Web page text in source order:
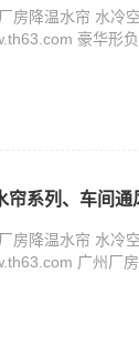
房降温水帘 水冷
豪华形负
帘系列、车间通
房降温水帘 水冷
广州厂房